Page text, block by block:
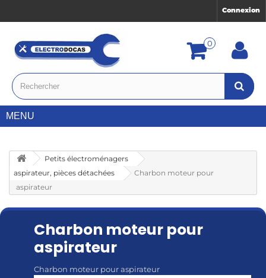
Connexion
0
MENU
Petits électroménagers
aspirateur, pièces détachées
Charbon moteur pour
aspirateur
Charbon moteur pour
aspirateur
Charbon moteur pour aspirateur